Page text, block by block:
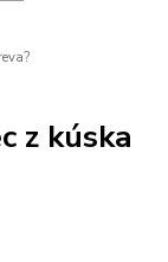
vodovodné batérie
drez
z kúska